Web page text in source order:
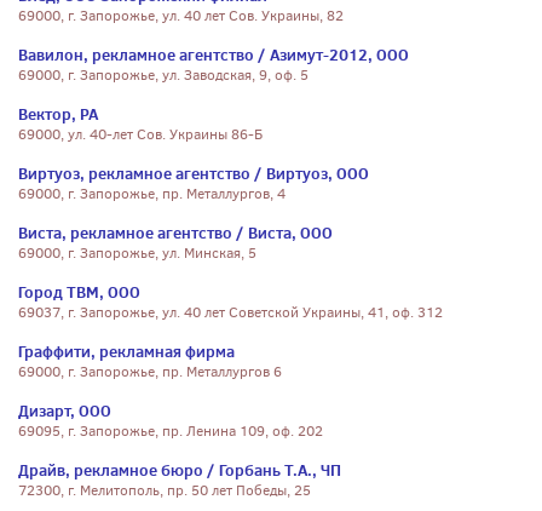
69000, г. Запорожье, ул. 40 лет Сов. Украины, 82
Вавилон, рекламное агентство / Азимут-2012, ООО
69000, г. Запорожье, ул. Заводская, 9, оф. 5
Вектор, РА
69000, ул. 40-лет Сов. Украины 86-Б
Виртуоз, рекламное агентство / Виртуоз, ООО
69000, г. Запорожье, пр. Металлургов, 4
Виста, рекламное агентство / Виста, ООО
69000, г. Запорожье, ул. Минская, 5
Город ТВМ, ООО
69037, г. Запорожье, ул. 40 лет Советской Украины, 41, оф. 312
Граффити, рекламная фирма
69000, г. Запорожье, пр. Металлургов 6
Дизарт, ООО
69095, г. Запорожье, пр. Ленина 109, оф. 202
Драйв, рекламное бюро / Горбань Т.А., ЧП
72300, г. Мелитополь, пр. 50 лет Победы, 25